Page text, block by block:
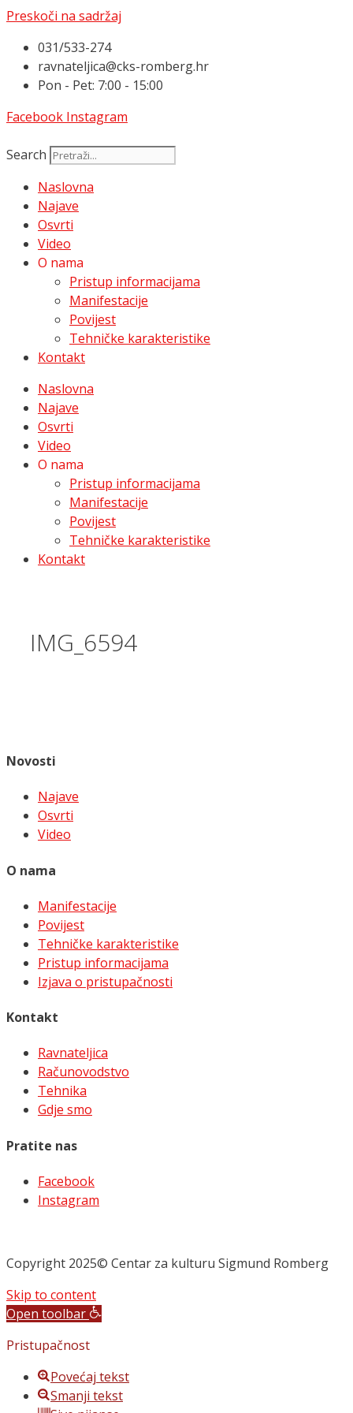
Preskoči na sadržaj
031/533-274
ravnateljica@cks-romberg.hr
Pon - Pet: 7:00 - 15:00
Facebook Instagram
Search
Naslovna
Najave
Osvrti
Video
O nama
Pristup informacijama
Manifestacije
Povijest
Tehničke karakteristike
Kontakt
Naslovna
Najave
Osvrti
Video
O nama
Pristup informacijama
Manifestacije
Povijest
Tehničke karakteristike
Kontakt
IMG_6594
Novosti
Najave
Osvrti
Video
O nama
Manifestacije
Povijest
Tehničke karakteristike
Pristup informacijama
Izjava o pristupačnosti
Kontakt
Ravnateljica
Računovodstvo
Tehnika
Gdje smo
Pratite nas
Facebook
Instagram
Copyright 2025© Centar za kulturu Sigmund Romberg
Skip to content
Open toolbar
Pristupačnost
Povećaj tekst
Smanji tekst